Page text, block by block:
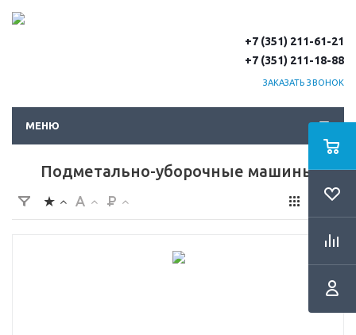
+7 (351) 211-61-21
+7 (351) 211-18-88
ЗАКАЗАТЬ ЗВОНОК
МЕНЮ
Подметально-уборочные машины